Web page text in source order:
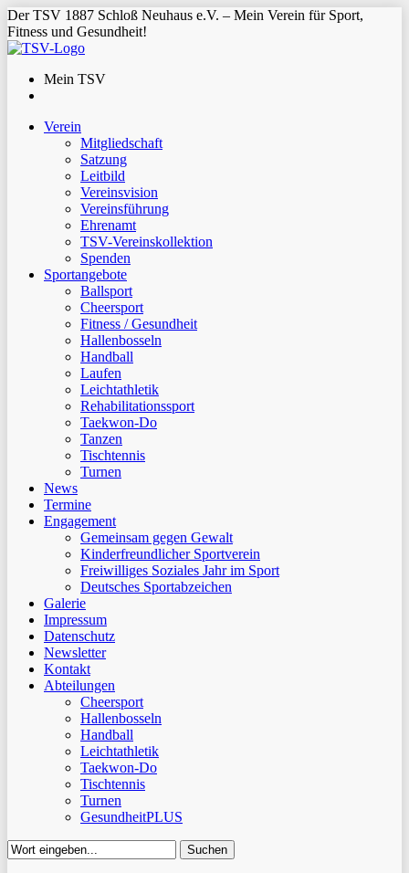
Der TSV 1887 Schloß Neuhaus e.V. – Mein Verein für Sport,
Fitness und Gesundheit!
Mein TSV
Verein
Mitgliedschaft
Satzung
Leitbild
Vereinsvision
Vereinsführung
Ehrenamt
TSV-Vereinskollektion
Spenden
Sportangebote
Ballsport
Cheersport
Fitness / Gesundheit
Hallenbosseln
Handball
Laufen
Leichtathletik
Rehabilitationssport
Taekwon-Do
Tanzen
Tischtennis
Turnen
News
Termine
Engagement
Gemeinsam gegen Gewalt
Kinderfreundlicher Sportverein
Freiwilliges Soziales Jahr im Sport
Deutsches Sportabzeichen
Galerie
Impressum
Datenschutz
Newsletter
Kontakt
Abteilungen
Cheersport
Hallenbosseln
Handball
Leichtathletik
Taekwon-Do
Tischtennis
Turnen
GesundheitPLUS
Suchen